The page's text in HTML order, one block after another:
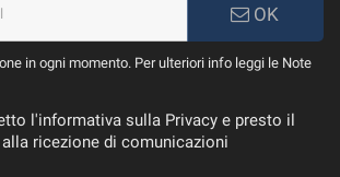
OK
in ogni momento. Per ulteriori info leggi le Note
l'informativa sulla Privacy e presto il
ricezione di comunicazioni